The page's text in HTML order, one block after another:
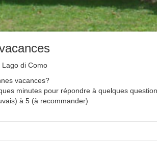
Lago di Como
vacances?
minutes pour répondre à quelques
à 5 (à recommander)